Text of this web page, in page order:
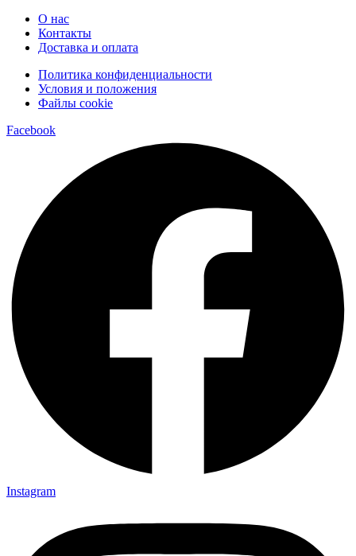
О нас
Контакты
Доставка и оплата
Политика конфиденциальности
Условия и положения
Файлы cookie
Facebook
Instagram